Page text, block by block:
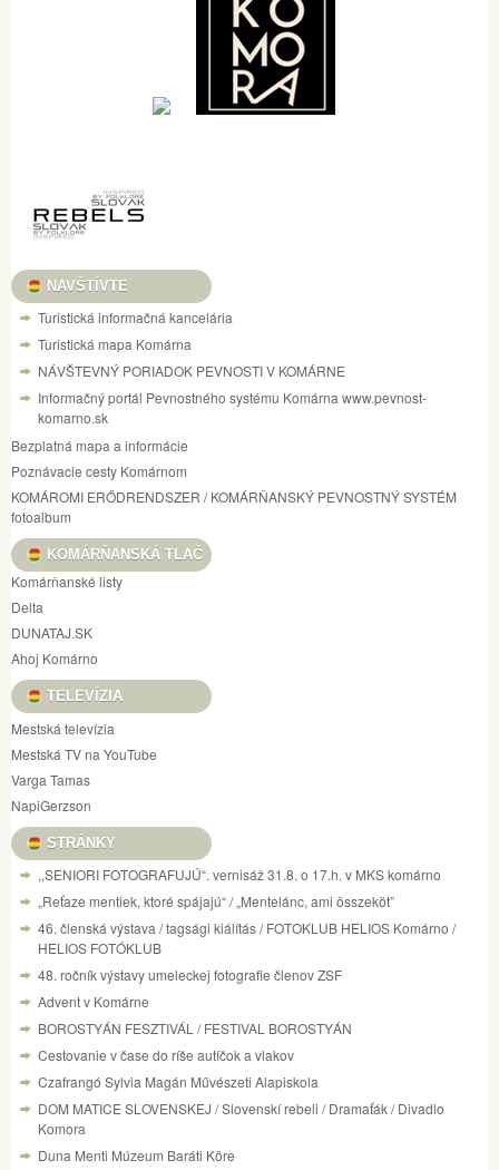
NAVŠTÍVTE
Turistická informačná kancelária
Turistická mapa Komárna
NÁVŠTEVNÝ PORIADOK PEVNOSTI V KOMÁRNE
Informačný portál Pevnostného systému Komárna www.pevnost-
komarno.sk
Bezplatná mapa a informácie
Poznávacie cesty Komárnom
KOMÁROMI ERŐDRENDSZER / KOMÁRŇANSKÝ PEVNOSTNÝ SYSTÉM
fotoalbum
KOMÁRŇANSKÁ TLAČ
Komárňanské listy
Delta
DUNATAJ.SK
Ahoj Komárno
TELEVÍZIA
Mestská televízia
Mestská TV na YouTube
Varga Tamas
NapiGerzson
STRÁNKY
,,SENIORI FOTOGRAFUJÚ“. vernisáž 31.8. o 17.h. v MKS komárno
„Reťaze mentiek, ktoré spájajú“ / „Mentelánc, ami összeköt”
46. členská výstava / tagsági kiálítás / FOTOKLUB HELIOS Komárno /
HELIOS FOTÓKLUB
48. ročník výstavy umeleckej fotografie členov ZSF
Advent v Komárne
BOROSTYÁN FESZTIVÁL / FESTIVAL BOROSTYÁN
Cestovanie v čase do ríše autíčok a vlakov
Czafrangó Sylvia Magán Művészeti Alapiskola
DOM MATICE SLOVENSKEJ / Slovenskí rebeli / Dramaťák / Divadlo
Komora
Duna Menti Múzeum Baráti Köre